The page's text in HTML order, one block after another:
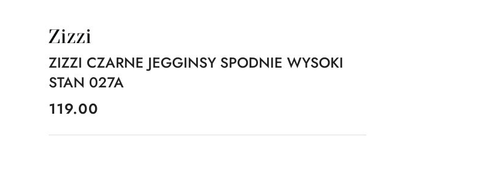
NAZWA
PRODUCENTA:
ZIZZI CZARNE JEGGINSY SPODNIE WYSOKI
STAN 027A
cena:
119.00